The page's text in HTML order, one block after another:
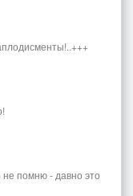
не помню - давно это